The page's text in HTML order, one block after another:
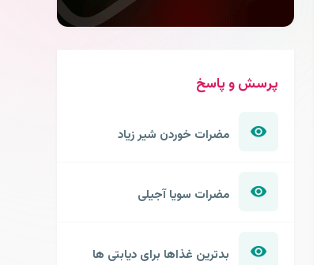
پرسش و پاسخ
مضرات خوردن شیر زیاد
مضرات سویا آجیلی
بدترین غذاها برای دیابتی ها